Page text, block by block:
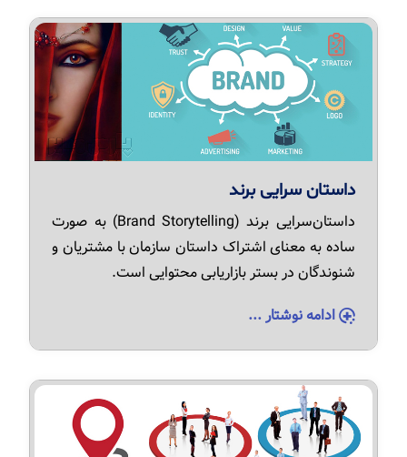
داستان سرایی برند
داستان‌سرایی برند (Brand Storytelling) به صورت
ساده به معنای اشتراک داستان سازمان با مشتریان و
شنوندگان در بستر بازاریابی محتوایی است.
ادامه نوشتار ...